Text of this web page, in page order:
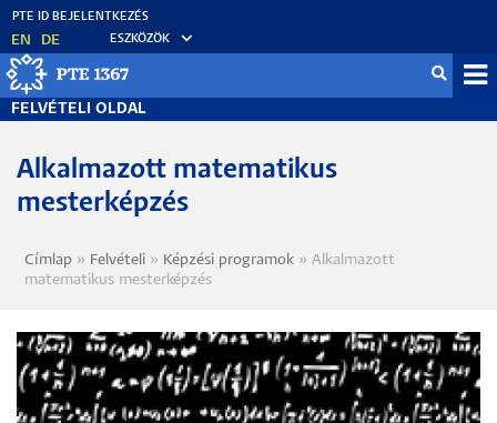
Ugrás
tartalomra
EN DE ESZKÖZÖK
FELVÉTELI OLDAL
Alkalmazott matematikus
mesterképzés
Morzsa
Címlap Felvételi Képzési programok
Alkalmazott
matematikus mesterképzés